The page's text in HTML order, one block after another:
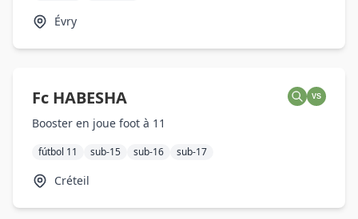
Évry
Fc HABESHA VS
Booster en joue foot à 11
fútbol 11 sub-15 sub-16 sub-17
Créteil